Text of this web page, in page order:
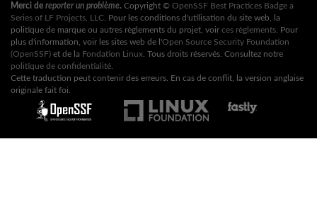
Merci de reporter un problème. Copyright © OpenSSF Best Practices Badge a
Series of LF Projects, LLC . Pour les conditions d'utilisation du site web, la
politique de marque ou autres règlements du projet, voir ces règlements . Pour
plus d'information, voir les sites web de l'Open Source Security Foundation
(OpenSSF) et de la Fondation Linux . Tous droits réservés. Consultez notre
politique de confidentialité
Cette traduction peut contenir des erreurs. En cas de conflit, la version anglaise
originale fait foi.